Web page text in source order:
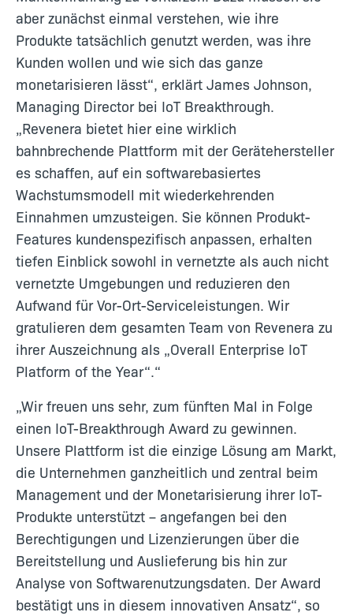
aber zunächst einmal verstehen, wie ihre
Produkte tatsächlich genutzt werden, was ihre
Kunden wollen und wie sich das ganze
monetarisieren lässt“, erklärt James Johnson,
Managing Director bei IoT Breakthrough.
„Revenera bietet hier eine wirklich
bahnbrechende Plattform mit der Gerätehersteller
es schaffen, auf ein softwarebasiertes
Wachstumsmodell mit wiederkehrenden
Einnahmen umzusteigen. Sie können Produkt-
Features kundenspezifisch anpassen, erhalten
tiefen Einblick sowohl in vernetzte als auch nicht
vernetzte Umgebungen und reduzieren den
Aufwand für Vor-Ort-Serviceleistungen. Wir
gratulieren dem gesamten Team von Revenera zu
ihrer Auszeichnung als „Overall Enterprise IoT
Platform of the Year“.“
„Wir freuen uns sehr, zum fünften Mal in Folge
einen IoT-Breakthrough Award zu gewinnen.
Unsere Plattform ist die einzige Lösung am Markt,
die Unternehmen ganzheitlich und zentral beim
Management und der Monetarisierung ihrer IoT-
Produkte unterstützt – angefangen bei den
Berechtigungen und Lizenzierungen über die
Bereitstellung und Auslieferung bis hin zur
Analyse von Softwarenutzungsdaten. Der Award
bestätigt uns in diesem innovativen Ansatz“, so